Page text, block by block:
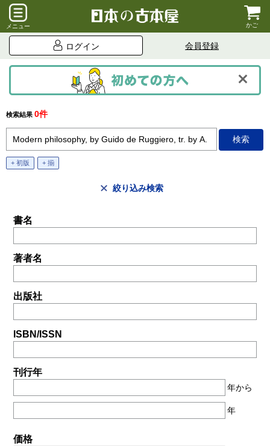
メニュー かご
ログイン 会員登録
検索結果 0件
+ 初版 + 揃
絞り込み検索
書名
著者名
出版社
ISBN/ISSN
刊行年
年から
年
価格